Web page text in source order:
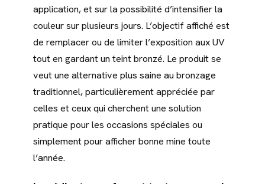
application, et sur la possibilité d’intensifier la
couleur sur plusieurs jours. L’objectif affiché est
de remplacer ou de limiter l’exposition aux UV
tout en gardant un teint bronzé. Le produit se
veut une alternative plus saine au bronzage
traditionnel, particulièrement appréciée par
celles et ceux qui cherchent une solution
pratique pour les occasions spéciales ou
simplement pour afficher bonne mine toute
l’année.